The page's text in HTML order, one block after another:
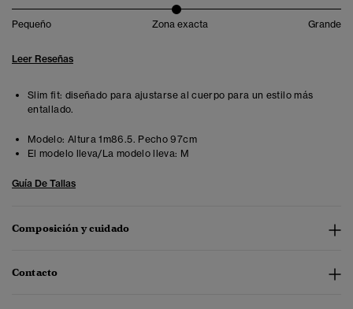
Pequeño Zona exacta Grande
Leer Reseñas
Slim fit: diseñado para ajustarse al cuerpo para un estilo más
entallado.
Modelo: Altura 1m86.5. Pecho 97cm
El modelo lleva/La modelo lleva: M
Guía De Tallas
Composición y cuidado
Contacto